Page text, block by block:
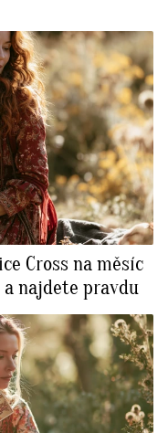
Cross na měsíc
a najdete pravdu